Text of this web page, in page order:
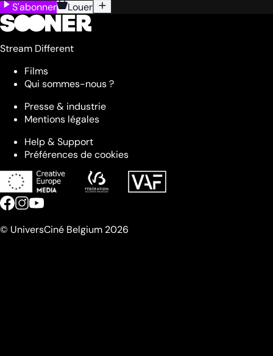
S'abonner
Louer
Stream Different
Films
Qui sommes-nous ?
Presse & industrie
Mentions légales
Help & Support
Préférences de cookies
© UniversCiné Belgium 2026